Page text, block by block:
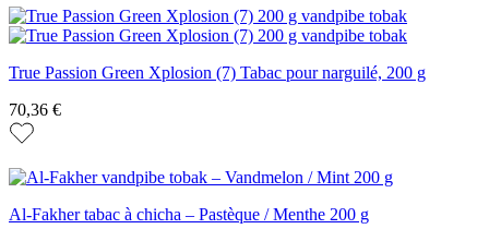
True Passion Green Xplosion (7) Tabac pour narguilé, 200 g
70,36 €
Al-Fakher tabac à chicha – Pastèque / Menthe 200 g